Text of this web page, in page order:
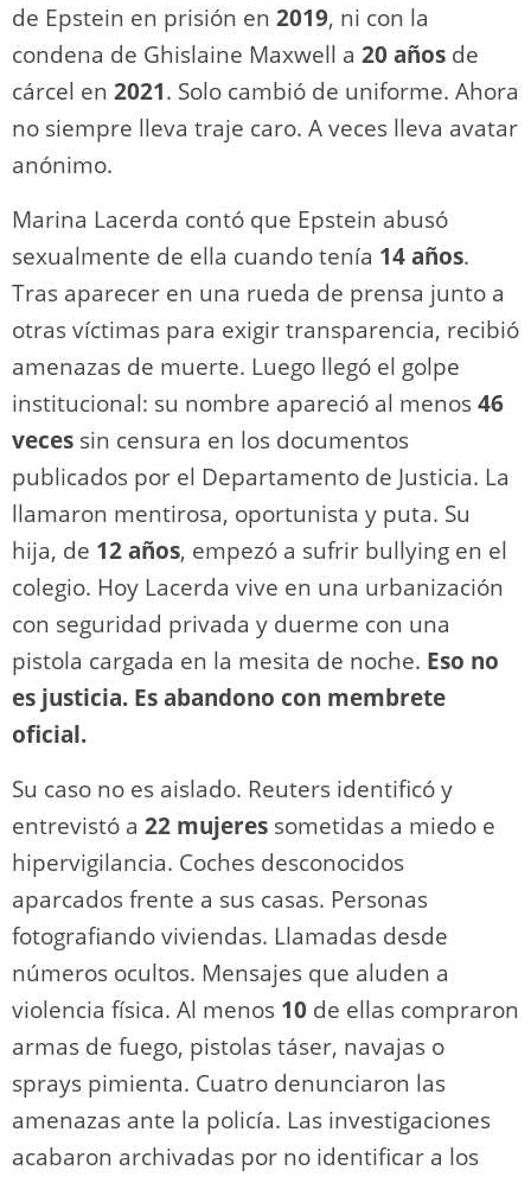
de Epstein en prisión en 2019, ni con la
condena de Ghislaine Maxwell a 20 años de
cárcel en 2021. Solo cambió de uniforme. Ahora
no siempre lleva traje caro. A veces lleva avatar
anónimo.
Marina Lacerda contó que Epstein abusó
sexualmente de ella cuando tenía 14 años.
Tras aparecer en una rueda de prensa junto a
otras víctimas para exigir transparencia, recibió
amenazas de muerte. Luego llegó el golpe
institucional: su nombre apareció al menos46
veces sin censura en los documentos
publicados por el Departamento de Justicia. La
llamaron mentirosa, oportunista y puta. Su
hija, de 12 años, empezó a sufrir bullying en el
colegio. Hoy Lacerda vive en una urbanización
con seguridad privada y duerme con una
pistola cargada en la mesita de noche. Eso no
es justicia. Es abandono con membrete
oficial.
Su caso no es aislado. Reuters identificó y
entrevistó a 22 mujeres sometidas a miedo e
hipervigilancia. Coches desconocidos
aparcados frente a sus casas. Personas
fotografiando viviendas. Llamadas desde
números ocultos. Mensajes que aluden a
violencia física. Al menos 10 de ellas compraron
armas de fuego, pistolas táser, navajas o
sprays pimienta. Cuatro denunciaron las
amenazas ante la policía. Las investigaciones
acabaron archivadas por no identificar a los